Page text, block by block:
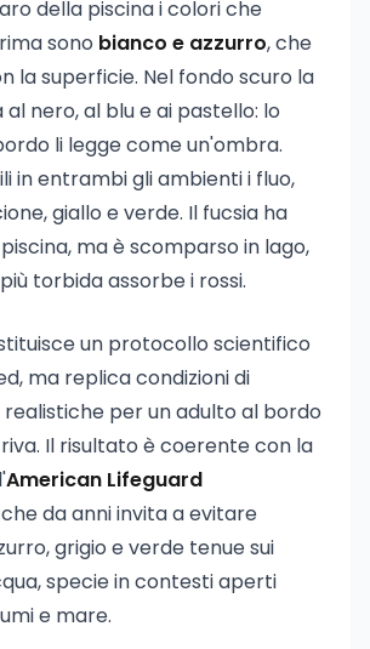
della piscina i colori che
sono bianco e azzurro, che
la superficie. Nel fondo scuro la
al nero, al blu e ai pastello: lo
li legge come un'ombra.
in entrambi gli ambienti i fluo,
giallo e verde. Il fucsia ha
ma è scomparso in lago,
torbida assorbe i rossi.
un protocollo scientifico
ma replica condizioni di
realistiche per un adulto al bordo
Il risultato è coerente con la
American Lifeguard
da anni invita a evitare
grigio e verde tenue sui
specie in contesti aperti
e mare.